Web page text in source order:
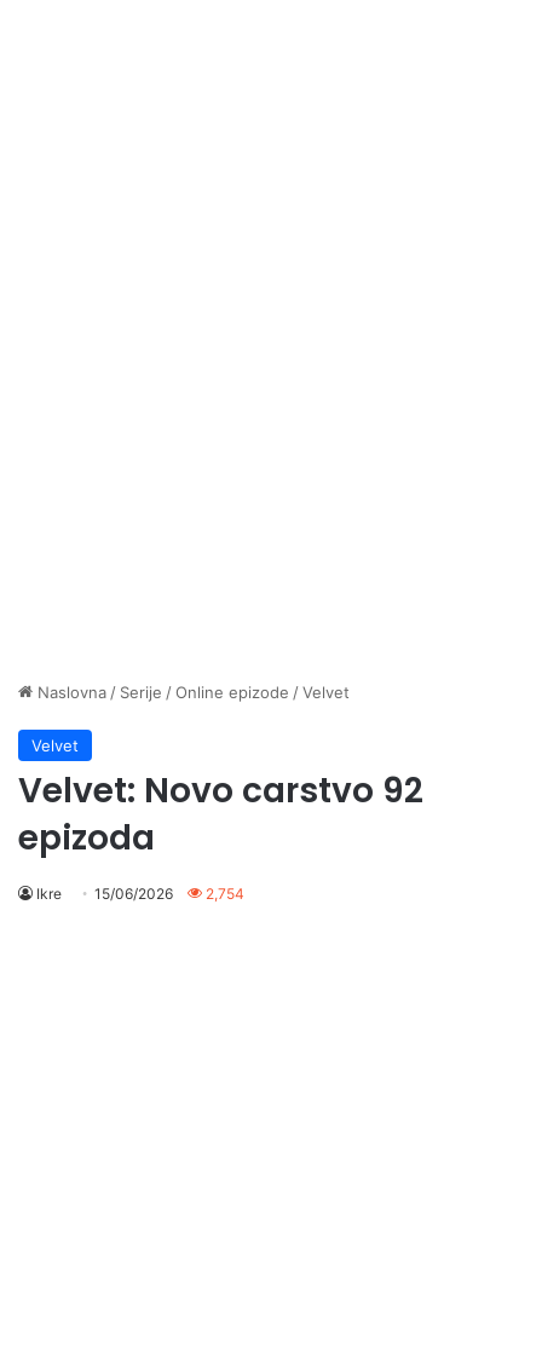
Naslovna / Serije /Online epizode /Velvet
Velvet
Velvet: Novo carstvo 92
epizoda
Ikre 15/06/2026 2,754